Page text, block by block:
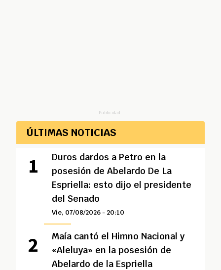
Publicidad
ÚLTIMAS NOTICIAS
Duros dardos a Petro en la
posesión de Abelardo De La
Espriella: esto dijo el presidente
del Senado
Vie, 07/08/2026 - 20:10
Maía cantó el Himno Nacional y
«Aleluya» en la posesión de
Abelardo de la Espriella